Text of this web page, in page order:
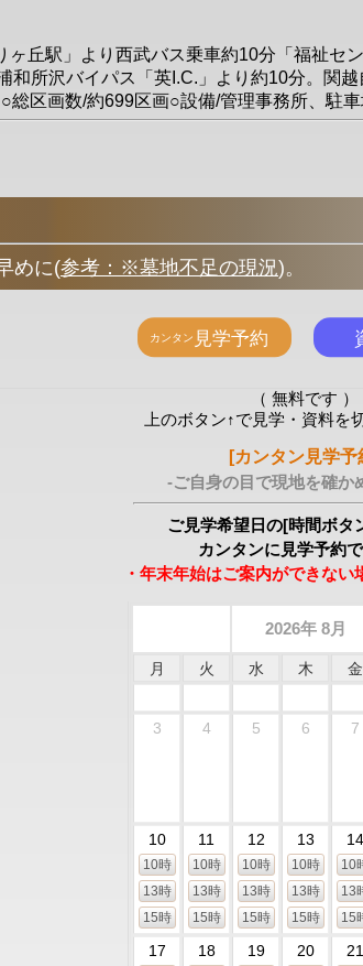
丘駅」より西武バス乗車約10分「福祉
和所沢バイパス「英I.C.」より約10分。関
総区画数/約699区画○設備/管理事務所、駐
めに(参考：※墓地不足の現況)。
（ 無料です ）
上のボタン↑で見学・資料を
[カンタン見学予
-ご自身の目で現地を確か
ご見学希望日の[時間ボタ
カンタンに見学予約
・年末年始はご案内ができない
2026年 8月
月 火 水 木 金
3
4 5 6 7
10
10時
13時
15時
11
10時
13時
15時
12
10時
13時
15時
13
10時
13時
15時
14
10
13
15
17 18 19 20 21